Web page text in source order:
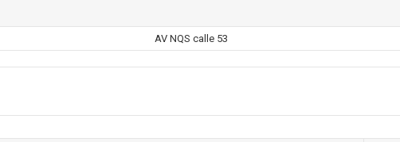
AV NQS calle 53